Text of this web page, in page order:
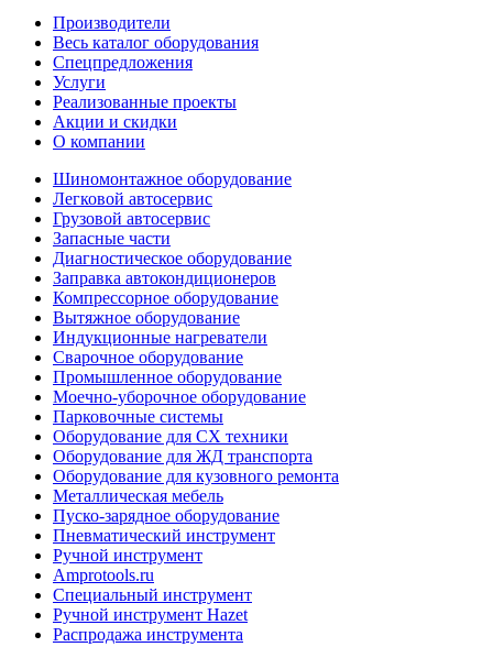
Производители
Весь каталог оборудования
Спецпредложения
Услуги
Реализованные проекты
Акции и скидки
О компании
Шиномонтажное оборудование
Легковой автосервис
Грузовой автосервис
Запасные части
Диагностическое оборудование
Заправка автокондиционеров
Компрессорное оборудование
Вытяжное оборудование
Индукционные нагреватели
Сварочное оборудование
Промышленное оборудование
Моечно-уборочное оборудование
Парковочные системы
Оборудование для СХ техники
Оборудование для ЖД транспорта
Оборудование для кузовного ремонта
Металлическая мебель
Пуско-зарядное оборудование
Пневматический инструмент
Ручной инструмент
Amprotools.ru
Специальный инструмент
Ручной инструмент Hazet
Распродажа инструмента